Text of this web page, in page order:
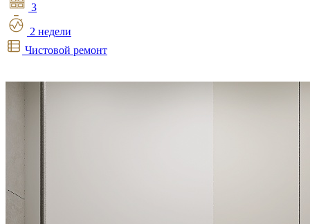
3
2 недели
Чистовой ремонт